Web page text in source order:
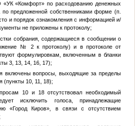
«УК «Комфорт» по расходованию денежных
по предложенной собственниками форме (п.
и порядок ознакомления с информацией и/
не приложены к протоколу;
собрания, содержащиеся в сообщении о
№ 2 к протоколу) и в протоколе от
формулировкам, включенным в бланки
3, 13, 14, 16, 17);
включены вопросы, выходящие за пределы
(пункты 10, 11, 18);
10 и 18 отсутствовал необходимый
исключить голоса, принадлежащие
«Город Киров», в связи с отсутствием